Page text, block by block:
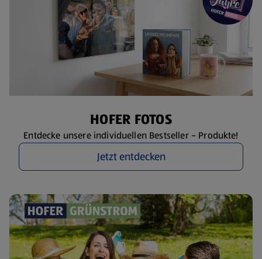
HOFER FOTOS
Entdecke unsere individuellen Bestseller – Produkte!
Jetzt entdecken